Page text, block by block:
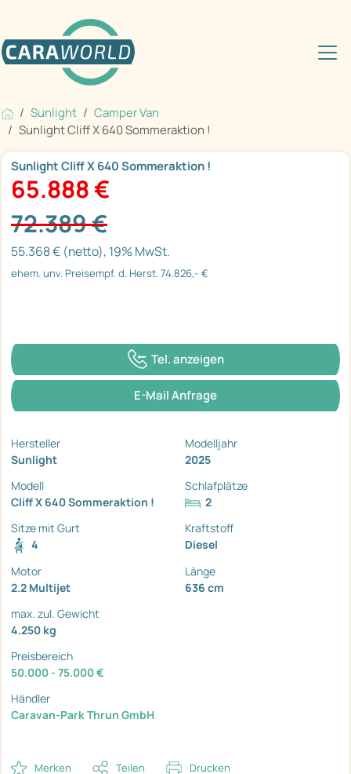
Sunlight
Camper Van
Sunlight Cliff X 640 Sommeraktion !
Sunlight Cliff X 640 Sommeraktion !
65.888 €
72.389 €
55.368 € (netto), 19% MwSt.
ehem. unv. Preisempf. d. Herst. 74.826,- €
Tel. anzeigen
E-Mail Anfrage
Hersteller
Sunlight
Modelljahr
2025
Modell
Cliff X 640 Sommeraktion !
Schlafplätze
2
Sitze mit Gurt
4
Kraftstoff
Diesel
Motor
2.2 Multijet
Länge
636 cm
max. zul. Gewicht
4.250 kg
Preisbereich
50.000 - 75.000 €
Händler
Caravan-Park Thrun GmbH
Merken Teilen Drucken